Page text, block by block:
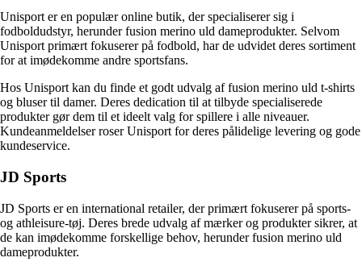
Unisport er en populær online butik, der specialiserer sig i
fodboldudstyr, herunder fusion merino uld dameprodukter. Selvom
Unisport primært fokuserer på fodbold, har de udvidet deres sortiment
for at imødekomme andre sportsfans.
Hos Unisport kan du finde et godt udvalg af fusion merino uld t-shirts
og bluser til damer. Deres dedication til at tilbyde specialiserede
produkter gør dem til et ideelt valg for spillere i alle niveauer.
Kundeanmeldelser roser Unisport for deres pålidelige levering og gode
kundeservice.
JD Sports
JD Sports er en international retailer, der primært fokuserer på sports-
og athleisure-tøj. Deres brede udvalg af mærker og produkter sikrer, at
de kan imødekomme forskellige behov, herunder fusion merino uld
dameprodukter.